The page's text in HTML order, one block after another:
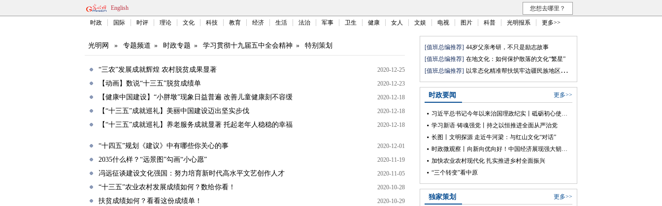
English 您想去哪里？
时政 国际 时评 理论 文化 科技 教育 经济 生活 法治 军事 卫生 健康 女人 文娱 电视 图片 科普 光明报系 更多>>
光明网 » 专题频道 » 时政专题 » 学习贯彻十九届五中全会精神 » 特别策划
“三农”发展成就辉煌 农村脱贫成果显著 2020-12-25
【动画】数说“十三五”脱贫成绩单 2020-12-23
【健康中国建设】“小胖墩”现象日益普遍 改善儿童健康刻不容缓 2020-12-18
【“十三五”成就巡礼】美丽中国建设迈出坚实步伐 2020-12-18
【“十三五”成就巡礼】养老服务成就显著 托起老年人稳稳的幸福 2020-12-18
“十四五”规划《建议》中有哪些你关心的事 2020-12-01
2035什么样？“远景图”勾画“小心愿” 2020-11-19
冯远征谈建设文化强国：努力培育新时代高水平文艺创作人才 2020-11-05
“十三五”农业农村发展成绩如何？数给你看！ 2020-10-28
扶贫成绩如何？看看这份成绩单！ 2020-10-29